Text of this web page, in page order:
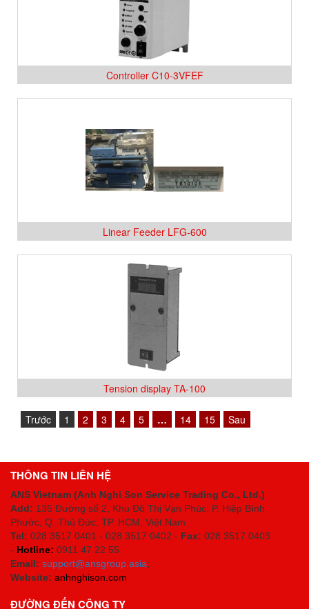
Controller C10-3VFEF
Linear Feeder LFG-600
Tension display TA-100
Trước 1 2 3 4 5 … 14 15 Sau
THÔNG TIN LIÊN HỆ
ANS Vietnam (Anh Nghi Son Service Trading Co., Ltd.)
Add: 135 Đường số 2, Khu Đô Thị Vạn Phúc, P. Hiệp Bình
Phước, Q. Thủ Đức, TP. HCM , Việt Nam
Tel: 028 3517 0401 - 028 3517 0402 - Fax: 028 3517 0403
- Hotline: 0911 47 22 55
Email: support@ansgroup.asia;
Website: anhnghison.com
ĐƯỜNG ĐẾN CÔNG TY